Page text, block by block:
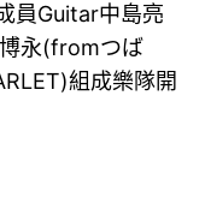
員Guitar中島亮
永(fromつば
組成樂隊開